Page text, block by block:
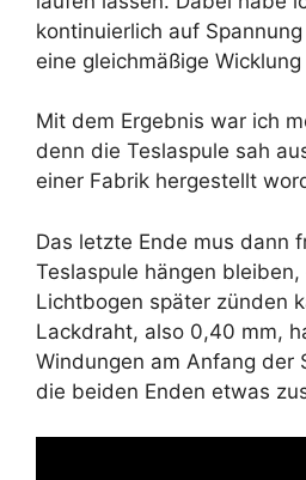
kontinuierlich auf
eine gleichmäßige
Mit dem Ergebnis war ich
denn die Teslaspule sah
einer Fabrik hergestellt
Das letzte Ende mus dann
Teslaspule hängen
Lichtbogen später zünden
Lackdraht, also 0,40 mm,
Windungen am Anfang der
die beiden Enden etwas